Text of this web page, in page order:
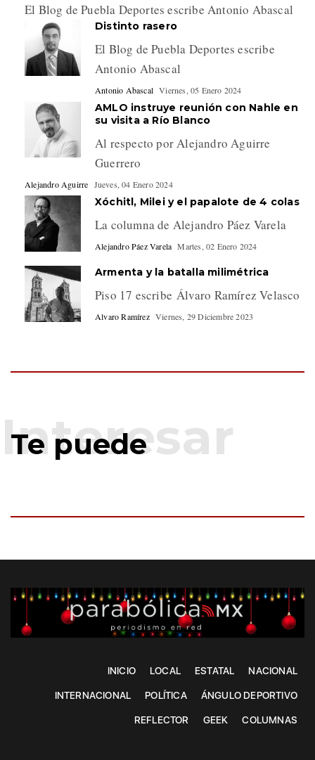
El Blog de Puebla Deportes escribe Antonio Abascal
Distinto rasero
El Blog de Puebla Deportes escribe
Antonio Abascal
Antonio Abascal Viernes, 05 Enero 2024
AMLO instruye reunión con Nahle en
su visita a Río Blanco
Al respecto por Alejandro Aguirre
Guerrero
Alejandro Aguirre Jueves, 04 Enero 2024
Xóchitl, Milei y el papalote de 4 colas
La columna de Alejandro Páez Varela
Alejandro Páez Varela Martes, 02 Enero 2024
Armenta y la batalla milimétrica
Piso 17 escribe Álvaro Ramírez Velasco
Alvaro Ramírez Viernes, 29 Diciembre 2023
Te puede
INICIO LOCAL ESTATAL NACIONAL
INTERNACIONAL POLÍTICA ÁNGULO DEPORTIVO
REFLECTOR GEEK COLUMNAS